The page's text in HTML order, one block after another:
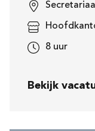
8 uur
Bekijk